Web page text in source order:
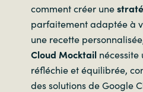
comment créer une
parfaitement adaptée à
une recette
Cloud Mocktailnécessite
réfléchie et équilibrée,
des solutions de Google